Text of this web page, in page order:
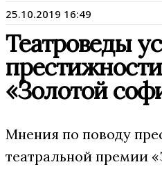
25.10.2019 16:49
Театроведы
«Золотой
Мнения по поводу
театральной премии